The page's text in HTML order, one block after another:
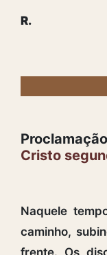
R.
Cristo
Naquele
caminho,
frente. Os